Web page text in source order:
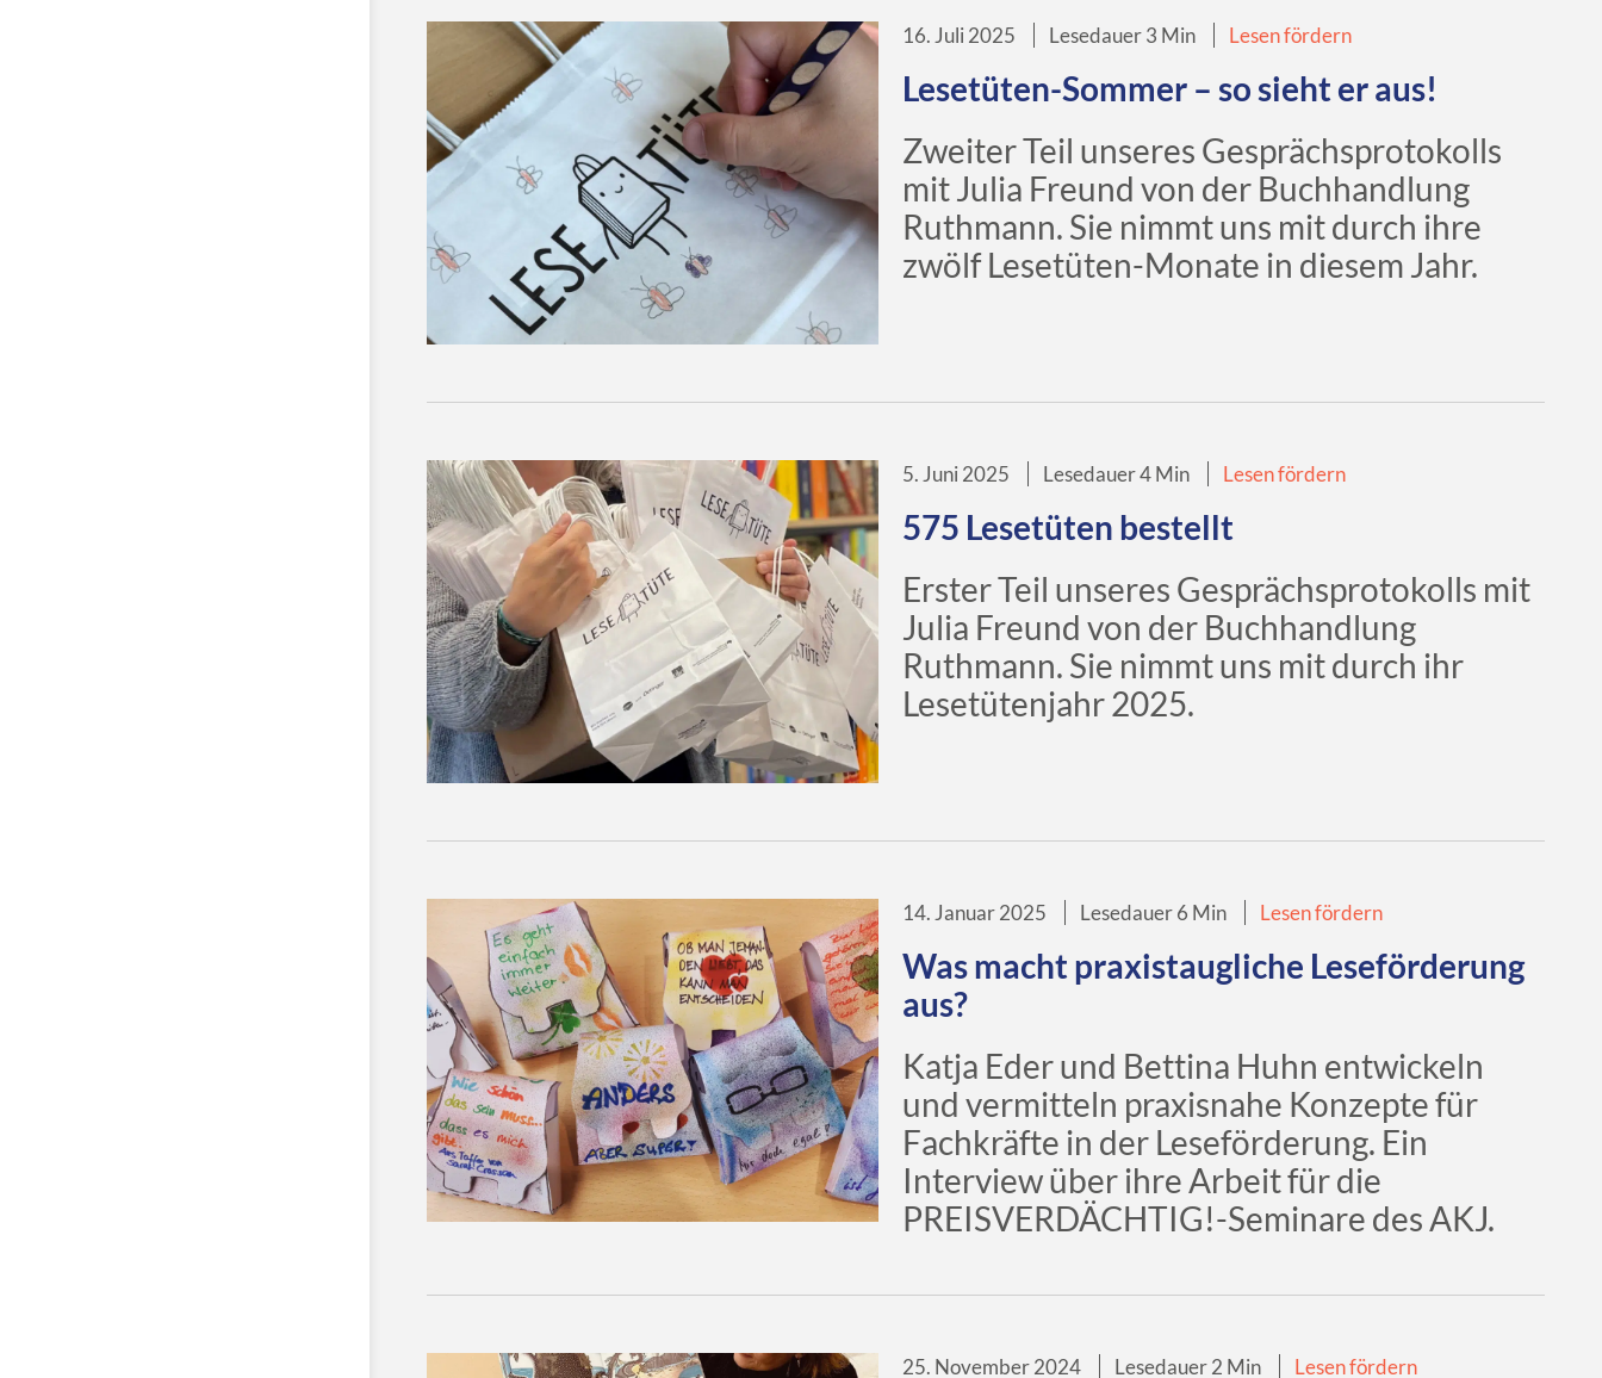
16. Juli 2025 Lesedauer 3 Min Lesen fördern
Lesetüten-Sommer – so sieht er aus!
Zweiter Teil unseres Gesprächsprotokolls
mit Julia Freund von der Buchhandlung
Ruthmann. Sie nimmt uns mit durch ihre
zwölf Lesetüten-Monate in diesem Jahr.
5. Juni 2025 Lesedauer 4 Min Lesen fördern
575 Lesetüten bestellt
Erster Teil unseres Gesprächsprotokolls mit
Julia Freund von der Buchhandlung
Ruthmann. Sie nimmt uns mit durch ihr
Lesetütenjahr 2025.
14. Januar 2025 Lesedauer 6 Min Lesen fördern
Was macht praxistaugliche Leseförderung
aus?
Katja Eder und Bettina Huhn entwickeln
und vermitteln praxisnahe Konzepte für
Fachkräfte in der Leseförderung. Ein
Interview über ihre Arbeit für die
PREISVERDÄCHTIG!-Seminare des AKJ.
25. November 2024 Lesedauer 2 Min Lesen fördern